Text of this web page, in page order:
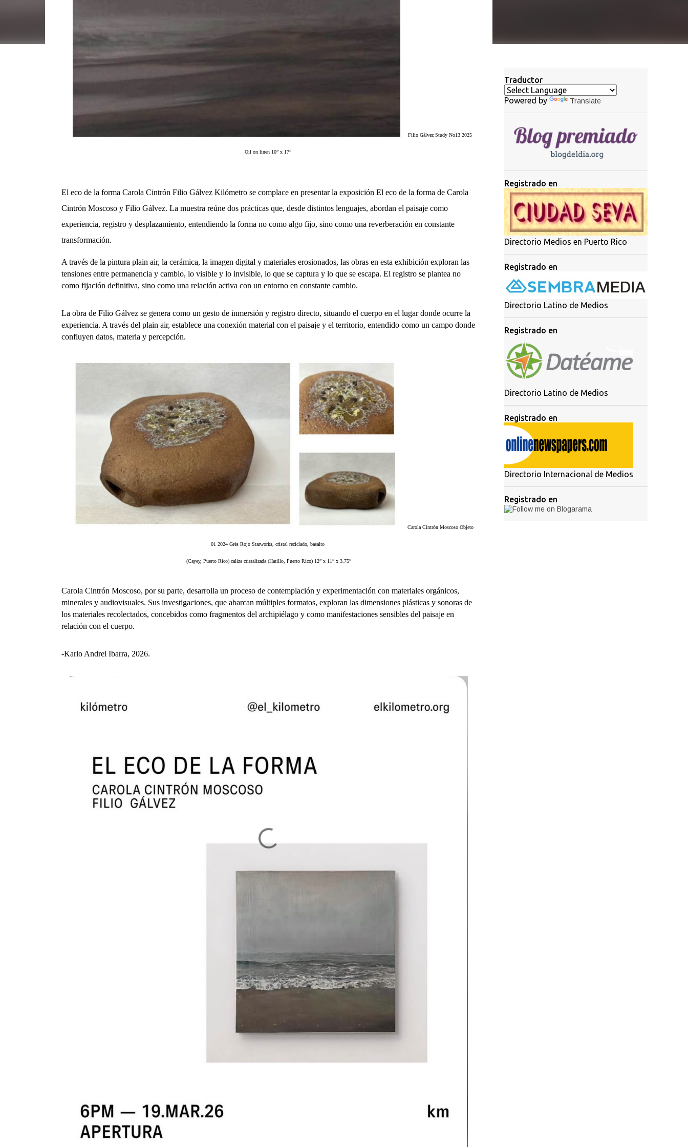
Filio Gálvez Study No13 2025
Oil on linen 10” x 17”
El eco de la forma Carola Cintrón Filio Gálvez Kilómetro se complace en presentar la exposición El eco de la forma de Carola
Cintrón Moscoso y Filio Gálvez. La muestra reúne dos prácticas que, desde distintos lenguajes, abordan el paisaje como
experiencia, registro y desplazamiento, entendiendo la forma no como algo fijo, sino como una reverberación en constante
transformación.
A través de la pintura plain air, la cerámica, la imagen digital y materiales erosionados, las obras en esta exhibición exploran las
tensiones entre permanencia y cambio, lo visible y lo invisible, lo que se captura y lo que se escapa. El registro se plantea no
como fijación definitiva, sino como una relación activa con un entorno en constante cambio.
La obra de Filio Gálvez se genera como un gesto de inmersión y registro directo, situando el cuerpo en el lugar donde ocurre la
experiencia. A través del plain air, establece una conexión material con el paisaje y el territorio, entendido como un campo donde
confluyen datos, materia y percepción.
Carola Cintrón Moscoso Objeto
01 2024 Grés Rojo Starworks, cristal reciclado, basalto
(Cayey, Puerto Rico) caliza cristalizada (Hatillo, Puerto Rico) 12” x 11” x 3.75”
Carola Cintrón Moscoso, por su parte, desarrolla un proceso de contemplación y experimentación con materiales orgánicos,
minerales y audiovisuales. Sus investigaciones, que abarcan múltiples formatos, exploran las dimensiones plásticas y sonoras de
los materiales recolectados, concebidos como fragmentos del archipiélago y como manifestaciones sensibles del paisaje en
relación con el cuerpo.
-Karlo Andrei Ibarra, 2026.
Traductor
Powered by Translate
Registrado en
Directorio Medios en Puerto Rico
Registrado en
Directorio Latino de Medios
Registrado en
Directorio Latino de Medios
Registrado en
Directorio Internacional de Medios
Registrado en